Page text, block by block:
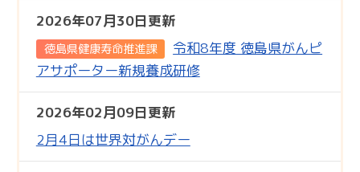
2026年07月30日更新
徳島県健康寿命推進課
令和8年度 徳島県がんピ
アサポーター新規養成研修
2026年02月09日更新
2月4日は世界対がんデー